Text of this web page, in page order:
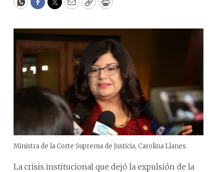
WhatsApp
Facebook
Twitter
EmailCopyPrint
Ministra de la Corte Suprema de Justicia, Carolina Llanes.
La crisis institucional que dejó la expulsión de la